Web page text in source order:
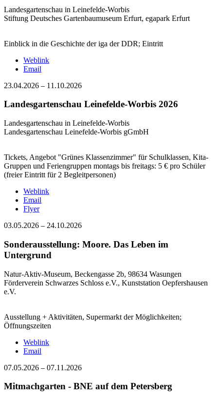
Landesgartenschau in Leinefelde-Worbis
Stiftung Deutsches Gartenbaumuseum Erfurt, egapark Erfurt
Einblick in die Geschichte der iga der DDR; Eintritt
Weblink
Email
23.04.2026 – 11.10.2026
Landesgartenschau Leinefelde-Worbis 2026
Landesgartenschau in Leinefelde-Worbis
Landesgartenschau Leinefelde-Worbis gGmbH
Tickets, Angebot "Grünes Klassenzimmer" für Schulklassen, Kita-
Gruppen und Feriengruppen montags bis freitags: 5 € pro Schüler
(freier Eintritt für 2 Begleitpersonen)
Weblink
Email
Flyer
03.05.2026 – 24.10.2026
Sonderausstellung: Moore. Das Leben im
Untergrund
Natur-Aktiv-Museum, Beckengasse 2b, 98634 Wasungen
Förderverein Schwarzes Schloss e.V., Kunststation Oepfershausen
e.V.
Ausstellung + Aktivitäten, Supermarkt der Möglichkeiten;
Öffnungszeiten
Weblink
Email
07.05.2026 – 07.11.2026
Mitmachgarten - BNE auf dem Petersberg